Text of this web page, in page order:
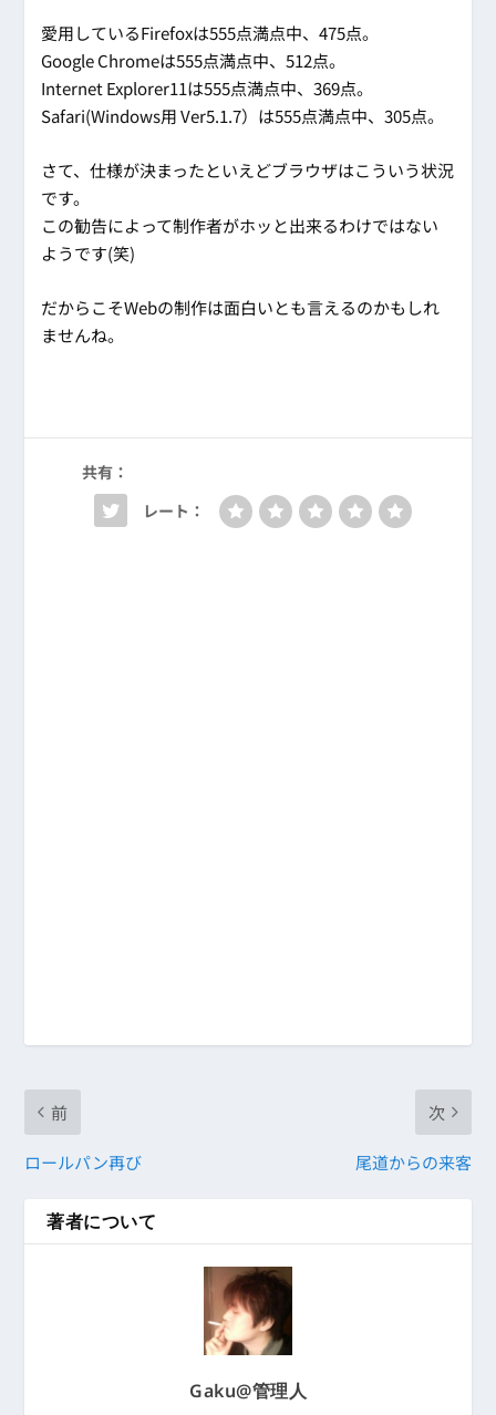
愛用しているFirefoxは555点満点中、475点。
Google Chromeは555点満点中、512点。
Internet Explorer11は555点満点中、369点。
Safari(Windows用 Ver5.1.7）は555点満点中、305点。
さて、仕様が決まったといえどブラウザはこういう状況
です。
この勧告によって制作者がホッと出来るわけではない
ようです(笑)
だからこそWebの制作は面白いとも言えるのかもしれ
ませんね。
共有：
レート：
前
ロールパン再び
次
尾道からの来客
著者について
Gaku@管理人